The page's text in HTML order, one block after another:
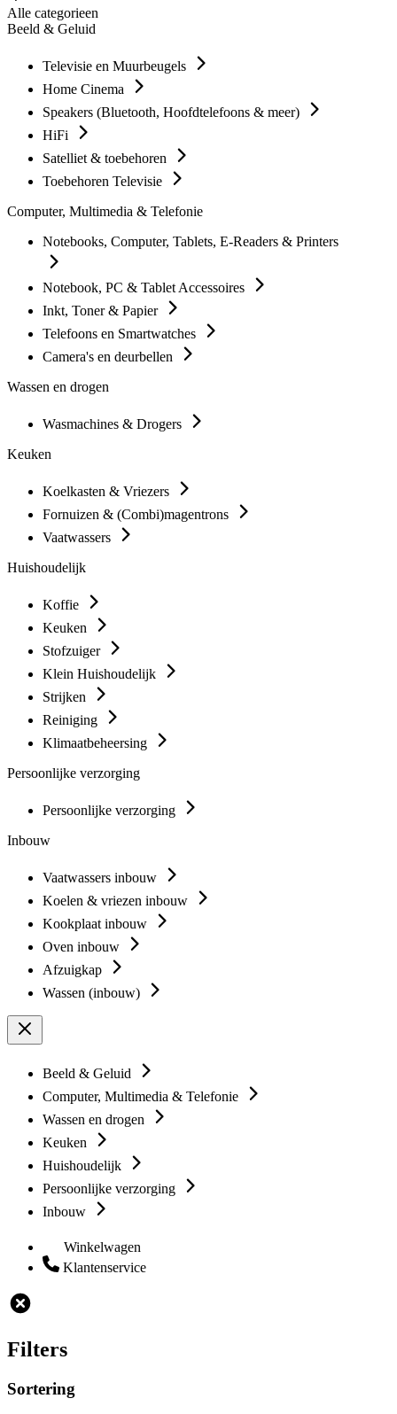
Alle categorieen
Beeld & Geluid
Televisie en Muurbeugels
Home Cinema
Speakers (Bluetooth, Hoofdtelefoons & meer)
HiFi
Satelliet & toebehoren
Toebehoren Televisie
Computer, Multimedia & Telefonie
Notebooks, Computer, Tablets, E-Readers & Printers
Notebook, PC & Tablet Accessoires
Inkt, Toner & Papier
Telefoons en Smartwatches
Camera's en deurbellen
Wassen en drogen
Wasmachines & Drogers
Keuken
Koelkasten & Vriezers
Fornuizen & (Combi)magentrons
Vaatwassers
Huishoudelijk
Koffie
Keuken
Stofzuiger
Klein Huishoudelijk
Strijken
Reiniging
Klimaatbeheersing
Persoonlijke verzorging
Persoonlijke verzorging
Inbouw
Vaatwassers inbouw
Koelen & vriezen inbouw
Kookplaat inbouw
Oven inbouw
Afzuigkap
Wassen (inbouw)
Beeld & Geluid
Computer, Multimedia & Telefonie
Wassen en drogen
Keuken
Huishoudelijk
Persoonlijke verzorging
Inbouw
Winkelwagen
Klantenservice
Filters
Sortering